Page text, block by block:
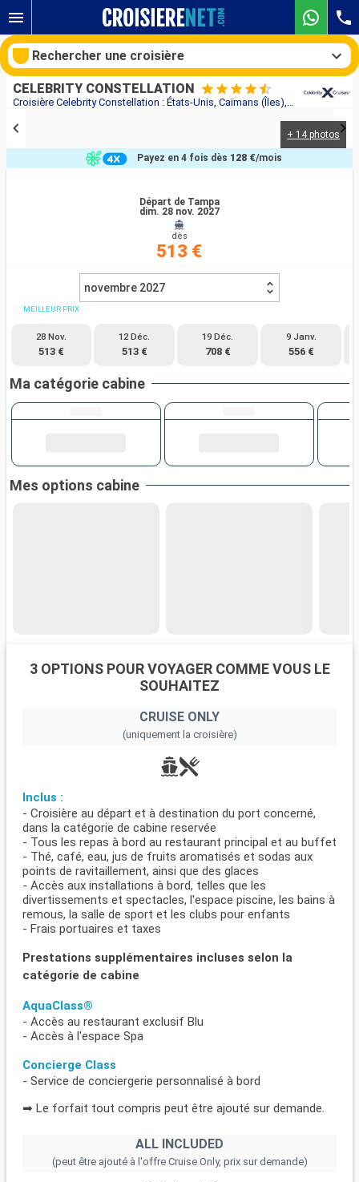
Croisière Celebrity Constellation : États-Unis, Caïmans (Îles), Mexique au départ de Tampa
CELEBRITY CONSTELLATION
+ 14 photos
Départ de Tampa
dim. 28 nov. 2027
dès
513 €
Payez en 4 fois dès 128 €/mois
novembre 2027
MEILLEUR PRIX
28 Nov.
513 €
12 Déc.
513 €
19 Déc.
708 €
9 Janv.
556 €
Ma catégorie cabine
Mes options cabine
3 OPTIONS POUR VOYAGER COMME VOUS LE
SOUHAITEZ
CRUISE ONLY
(uniquement la croisière)
Inclus :
- Croisière au départ et à destination du port concerné,
dans la catégorie de cabine reservée
- Tous les repas à bord au restaurant principal et au buffet
- Thé, café, eau, jus de fruits aromatisés et sodas aux
points de ravitaillement, ainsi que des glaces
- Accès aux installations à bord, telles que les
divertissements et spectacles, l'espace piscine, les bains à
remous, la salle de sport et les clubs pour enfants
- Frais portuaires et taxes
Prestations supplémentaires incluses selon la
catégorie de cabine
AquaClass®
- Accès au restaurant exclusif Blu
- Accès à l'espace Spa
Concierge Class
- Service de conciergerie personnalisé à bord
➡ Le forfait tout compris peut être ajouté sur demande.
ALL INCLUDED
(peut être ajouté à l'offre Cruise Only, prix sur demande)
Rechercher une croisière
Compagnies
Rechercher